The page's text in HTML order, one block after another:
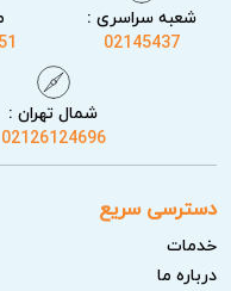
شعبه سراسری :
02145437
شمال تهران :
02126124696
دسترسی سریع
خدمات
درباره ما